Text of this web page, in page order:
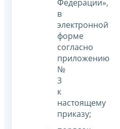
Федерации»,
в
электронной
форме
согласно
приложению
№
3
к
настоящему
приказу;